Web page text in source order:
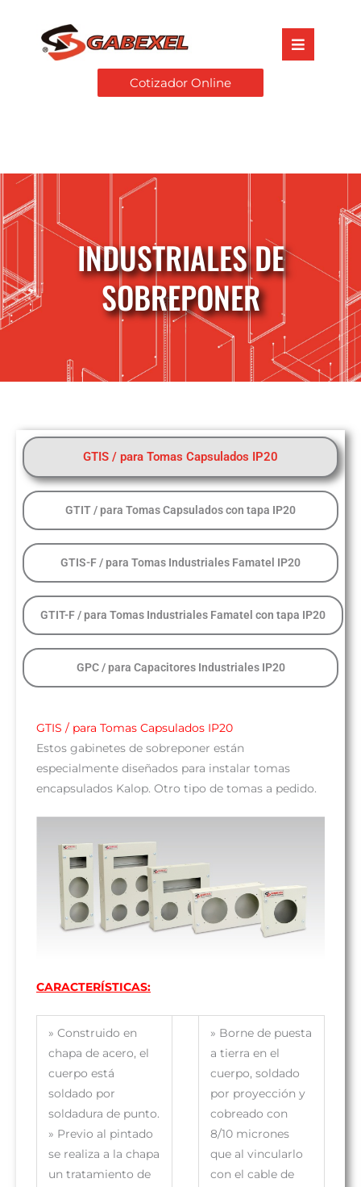
Cotizador Online
INDUSTRIALES DE
SOBREPONER
GTIS / para Tomas Capsulados IP20
GTIT / para Tomas Capsulados con tapa IP20
GTIS-F / para Tomas Industriales Famatel IP20
GTIT-F / para Tomas Industriales Famatel con tapa IP20
GPC / para Capacitores Industriales IP20
GTIS / para Tomas Capsulados IP20
Estos gabinetes de sobreponer están
especialmente diseñados para instalar tomas
encapsulados Kalop. Otro tipo de tomas a pedido.
CARACTERÍSTICAS:
» Construido en
chapa de acero, el
cuerpo está
soldado por
soldadura de punto.
» Previo al pintado
se realiza a la chapa
un tratamiento de
» Borne de puesta
a tierra en el
cuerpo, soldado
por proyección y
cobreado con
8/10 micrones
que al vincularlo
con el cable de